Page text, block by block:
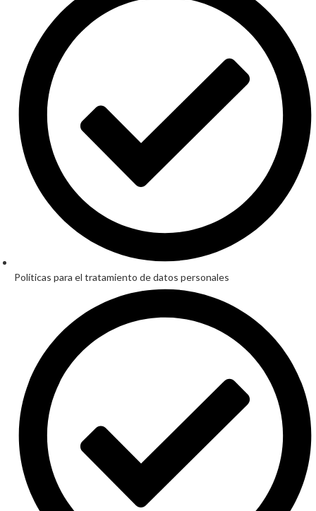
Políticas para el tratamiento de datos personales